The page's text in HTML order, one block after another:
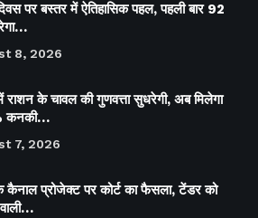
पर बस्तर में ऐतिहासिक पहल, पहली बार 92
8, 2026
राशन के चावल की गुणवत्ता सुधरेगी, अब मिलेगा
कनकी…
7, 2026
कैनाल प्रोजेक्ट पर कोर्ट का फैसला, टेंडर को